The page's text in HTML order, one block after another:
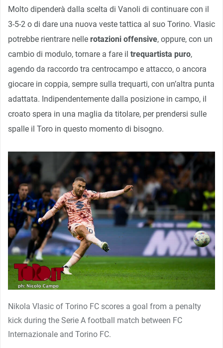
Molto dipenderà dalla scelta di Vanoli di continuare con il
3-5-2 o di dare una nuova veste tattica al suo Torino. Vlasic
potrebbe rientrare nelle rotazioni offensive, oppure, con un
cambio di modulo, tornare a fare il trequartista puro,
agendo da raccordo tra centrocampo e attacco, o ancora
giocare in coppia, sempre sulla trequarti, con un’altra punta
adattata. Indipendentemente dalla posizione in campo, il
croato spera in una maglia da titolare, per prendersi sulle
spalle il Toro in questo momento di bisogno.
Nikola Vlasic of Torino FC scores a goal from a penalty
kick during the Serie A football match between FC
Internazionale and Torino FC.